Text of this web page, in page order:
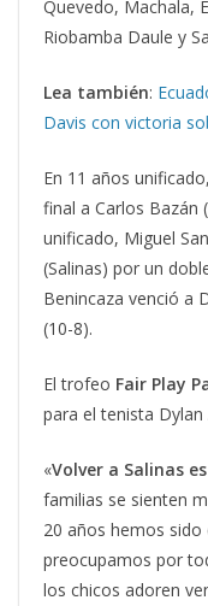
Quevedo, Machala,
Riobamba Daule y
Lea también:
Davis con victoria
En 11 años unificado,
final a Carlos Bazán
unificado, Miguel
(Salinas) por un
Benincaza venció a
(10-8).
El trofeo Fair Play
para el tenista Dylan
«Volver a Salinas
familias se sienten
20 años hemos
preocupamos por
los chicos adoren